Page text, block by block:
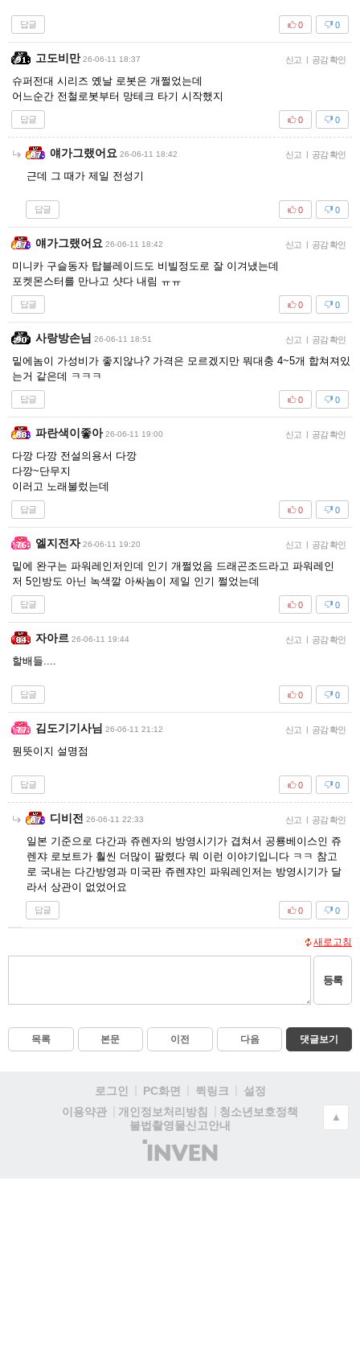
답글 0
0
고도비만 26-06-11 18:37 신고 | 공감 확인
슈퍼전대 시리즈 옜날 로봇은 개쩔었는데
어느순간 전철로봇부터 망테크 타기 시작했지
답글 0
0
얘가그랬어요 26-06-11 18:42 신고 | 공감 확인
근데 그 때가 제일 전성기
답글 0
0
얘가그랬어요 26-06-11 18:42 신고 | 공감 확인
미니카 구슬동자 탑블레이드도 비빌정도로 잘 이겨냈는데
포켓몬스터를 만나고 샷다 내림 ㅠㅠ
답글 0
0
사랑방손님 26-06-11 18:51 신고 | 공감 확인
밑에놈이 가성비가 좋지않나? 가격은 모르겠지만 뭐대충 4~5개 합쳐져있
는거 같은데 ㅋㅋㅋ
답글 0
0
파란색이좋아 26-06-11 19:00 신고 | 공감 확인
다깡 다깡 전설의용서 다깡
다깡~단무지
이러고 노래불렀는데
답글 0
0
엘지전자 26-06-11 19:20 신고 | 공감 확인
밑에 완구는 파워레인저인데 인기 개쩔었음 드래곤조드라고 파워레인
저 5인방도 아닌 녹색깔 아싸놈이 제일 인기 쩔었는데
답글 0
0
자아르 26-06-11 19:44 신고 | 공감 확인
할배들....
답글 0
0
김도기기사님 26-06-11 21:12 신고 | 공감 확인
뭔뜻이지 설명점
답글 0
0
디비전 26-06-11 22:33 신고 | 공감 확인
일본 기준으로 다간과 쥬렌자의 방영시기가 겹쳐서 공룡베이스인 쥬
렌쟈 로보트가 훨씬 더많이 팔렸다 뭐 이런 이야기입니다 ㅋㅋ 참고
로 국내는 다간방영과 미국판 쥬렌쟈인 파워레인저는 방영시기가 달
라서 상관이 없었어요
답글 0
0
새로고침
등록
목록 본문 이전 다음 댓글보기
로그인 PC화면 퀵링크
설정
이용약관
개인정보처리방침
청소년보호정책
불법촬영물신고안내
(주)
인
▲